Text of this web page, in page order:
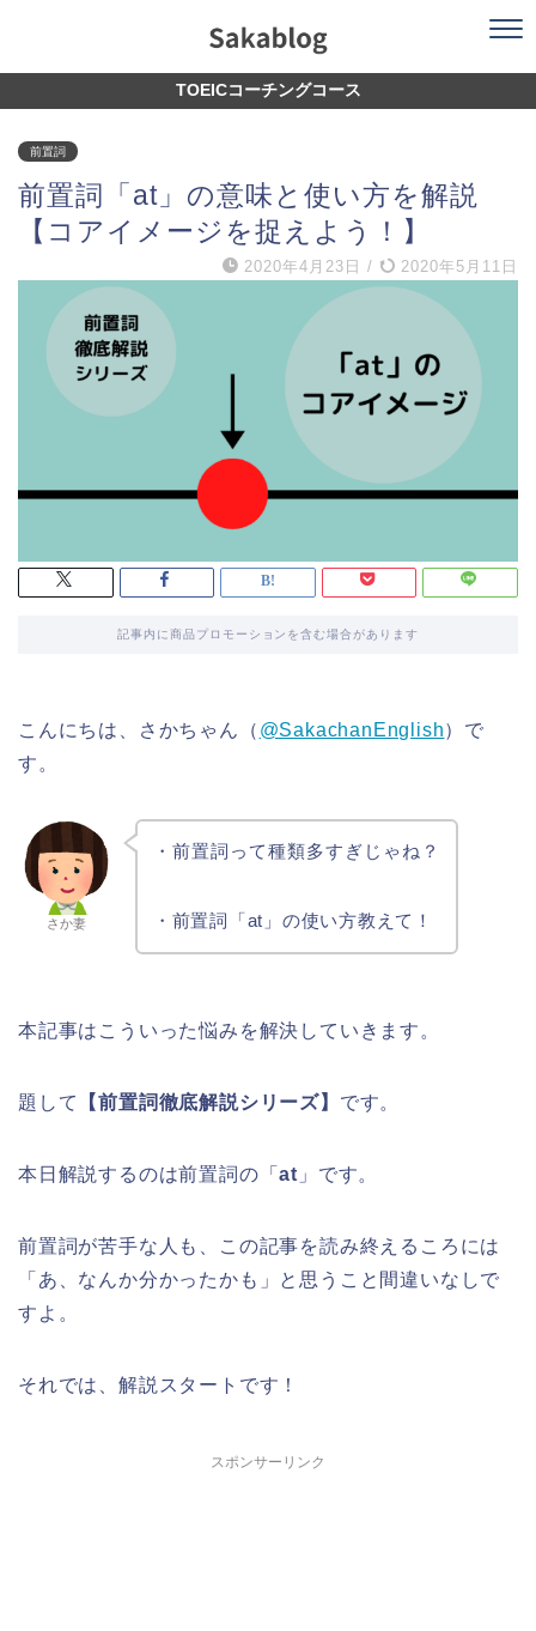
TOEICコーチングコース
前置詞
前置詞「at」の意味と使い方を解説
【コアイメージを捉えよう！】
2020年4月23日 / 2020年5月11日
記事内に商品プロモーションを含む場合があります
こんにちは、さかちゃん（ @SakachanEnglish）で
す。
さか妻
・前置詞って種類多すぎじゃね？
・前置詞「at」の使い方教えて！
本記事はこういった悩みを解決していきます。
題して 【前置詞徹底解説シリーズ】 です。
本日解説するのは前置詞の「at 」です。
前置詞が苦手な人も、この記事を読み終えるころには
「あ、なんか分かったかも」と思うこと間違いなしで
すよ。
それでは、解説スタートです！
スポンサーリンク